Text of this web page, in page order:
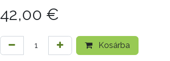
42,00 €
Kosárba